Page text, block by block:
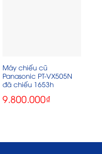
Máy chiếu cũ
Panasonic PT-VX505N
đã chiếu 1653h
9.800.000₫